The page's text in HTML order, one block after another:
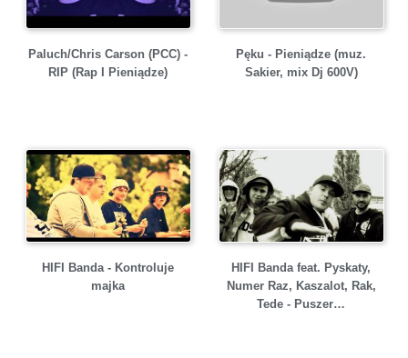
Paluch/Chris Carson (PCC) -
RIP (Rap I Pieniądze)
Pęku - Pieniądze (muz.
Sakier, mix Dj 600V)
HIFI Banda - Kontroluje
majka
HIFI Banda feat. Pyskaty,
Numer Raz, Kaszalot, Rak,
Tede - Puszer…